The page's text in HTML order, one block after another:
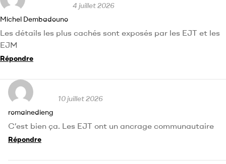
Michel Dembadouno
4 juillet 2026
Les détails les plus cachés sont exposés par les EJT et les
EJM
Répondre
romainedieng
10 juillet 2026
C’est bien ça. Les EJT ont un ancrage communautaire
Répondre